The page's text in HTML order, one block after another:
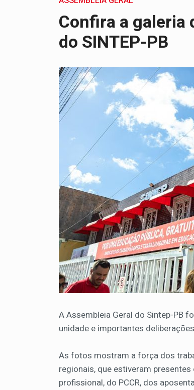
Confira a galeria
do SINTEP-PB
A Assembleia Geral do Sintep-PB
unidade e importantes
As fotos mostram a força dos
regionais, que estiveram
profissional, do PCCR, dos